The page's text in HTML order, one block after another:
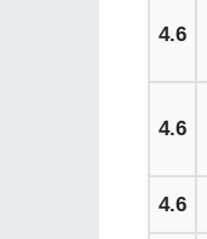
4.6
4.6
4.6